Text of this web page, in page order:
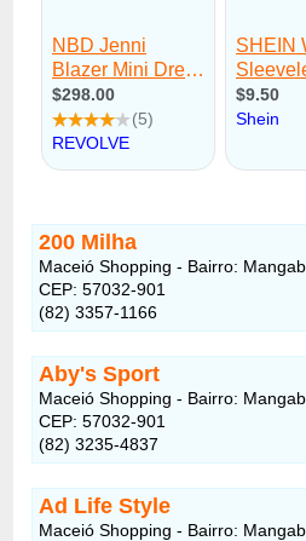
200 Milha
Maceió Shopping - Bairro:
CEP: 57032-901
(82) 3357-1166
Aby's Sport
Maceió Shopping - Bairro:
CEP: 57032-901
(82) 3235-4837
Ad Life Style
Maceió Shopping - Bairro: